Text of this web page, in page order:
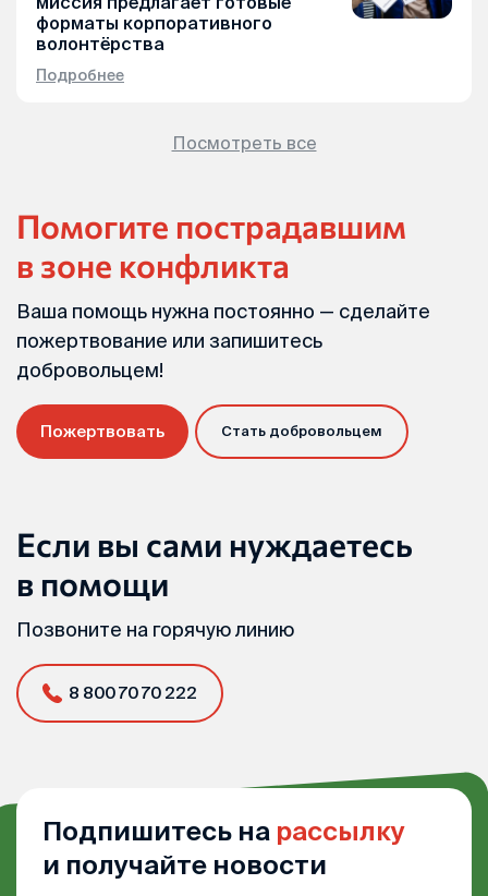
форматы корпоративного
волонтёрства
Подробнее
Посмотреть все
Помогите пострадавшим
в зоне конфликта
Ваша помощь нужна постоянно — сделайте
пожертвование или запишитесь
добровольцем!
Пожертвовать Стать добровольцем
Если вы сами нуждаетесь
в помощи
Позвоните на горячую линию
8 800 70 70 222
Подпишитесь на рассылку
и получайте новости